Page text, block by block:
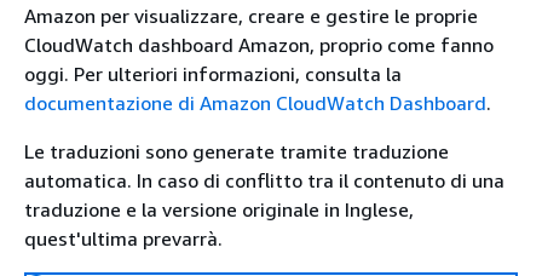
Amazon per visualizzare, creare e gestire le proprie
CloudWatch dashboard Amazon, proprio come fanno
oggi. Per ulteriori informazioni, consulta la
documentazione di Amazon CloudWatch Dashboard.
Le traduzioni sono generate tramite traduzione
automatica. In caso di conflitto tra il contenuto di una
traduzione e la versione originale in Inglese,
quest'ultima prevarrà.